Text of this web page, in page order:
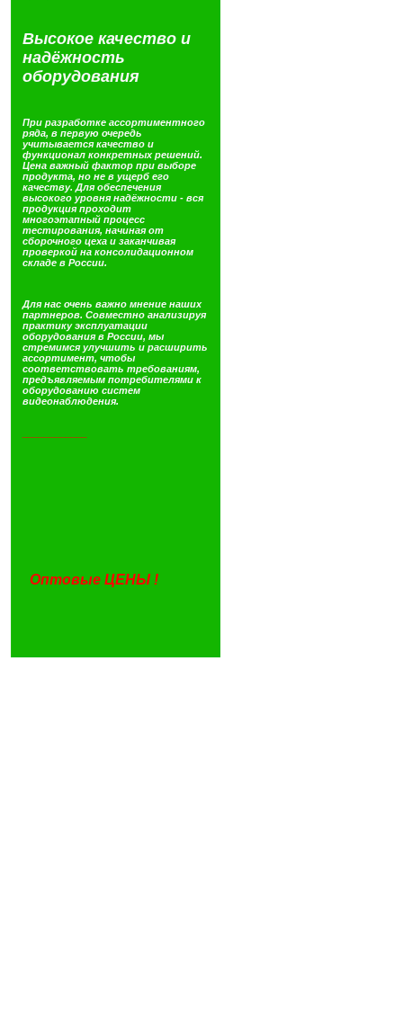
Высокое качество и
надёжность
оборудования
При разработке ассортиментного
ряда, в первую очередь
учитывается качество и
функционал конкретных решений.
Цена важный фактор при выборе
продукта, но не в ущерб его
качеству. Для обеспечения
высокого уровня надёжности - вся
продукция проходит
многоэтапный процесс
тестирования, начиная от
сборочного цеха и заканчивая
проверкой на консолидационном
складе в России.
Для нас очень важно мнение наших
партнеров. Совместно анализируя
практику эксплуатации
оборудования в России, мы
стремимся улучшить и расширить
ассортимент, чтобы
соответствовать требованиям,
предъявляемым потребителями к
оборудованию систем
видеонаблюдения.
Оптовые ЦЕНЫ !